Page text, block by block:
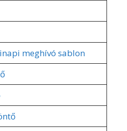
meghívó sablon